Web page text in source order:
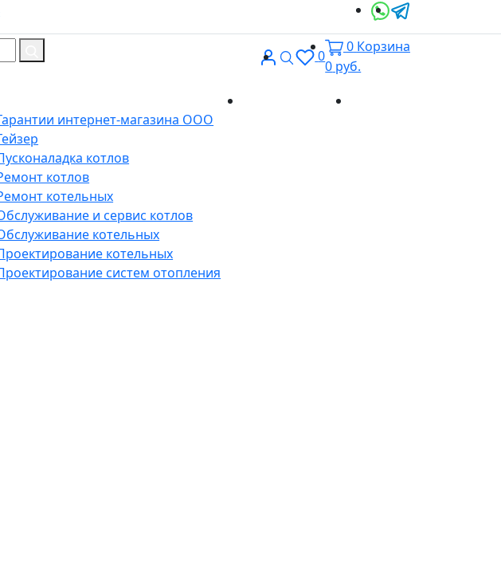
ВходПоиск
0
0 Корзина
0 руб.
интернет-магазина ООО
котлов
котлов
котельных
и сервис котлов
котельных
котельных
систем отопления